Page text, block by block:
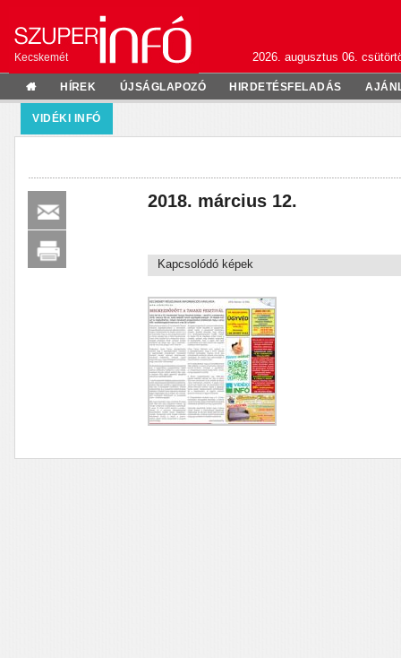
Kecskemét 2026. augusztus 06.
HÍREK ÚJSÁGLAPOZÓ HIRDETÉSFELADÁS
VIDÉKI INFÓ
2018. március 12.
Kapcsolódó képek